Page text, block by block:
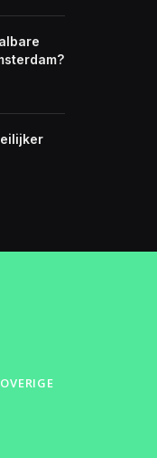
OVERIGE